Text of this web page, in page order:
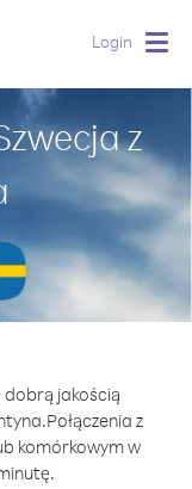
Login
z
dobrą jakością
Połączenia z
komórkowym w